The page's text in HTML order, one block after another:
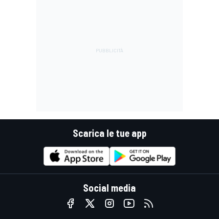
Scarica le tue app
Social media